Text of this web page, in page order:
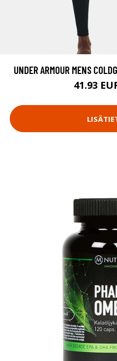
UNDER ARMOUR MENS
41.93